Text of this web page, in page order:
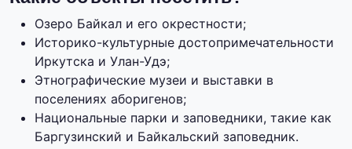
Озеро Байкал и его окрестности;
Историко-культурные достопримечательности
Иркутска и Улан-Удэ;
Этнографические музеи и выставки в
поселениях аборигенов;
Национальные парки и заповедники, такие как
Баргузинский и Байкальский заповедник.